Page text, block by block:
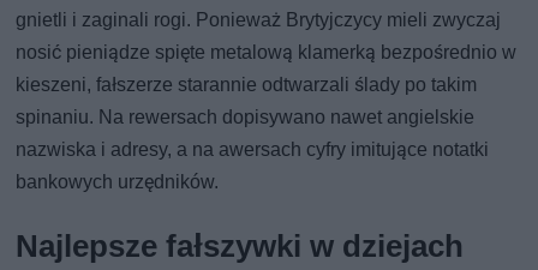
gnietli i zaginali rogi. Ponieważ Brytyjczycy mieli zwyczaj
nosić pieniądze spięte metalową klamerką bezpośrednio w
kieszeni, fałszerze starannie odtwarzali ślady po takim
spinaniu. Na rewersach dopisywano nawet angielskie
nazwiska i adresy, a na awersach cyfry imitujące notatki
bankowych urzędników.
Najlepsze fałszywki w dziejach